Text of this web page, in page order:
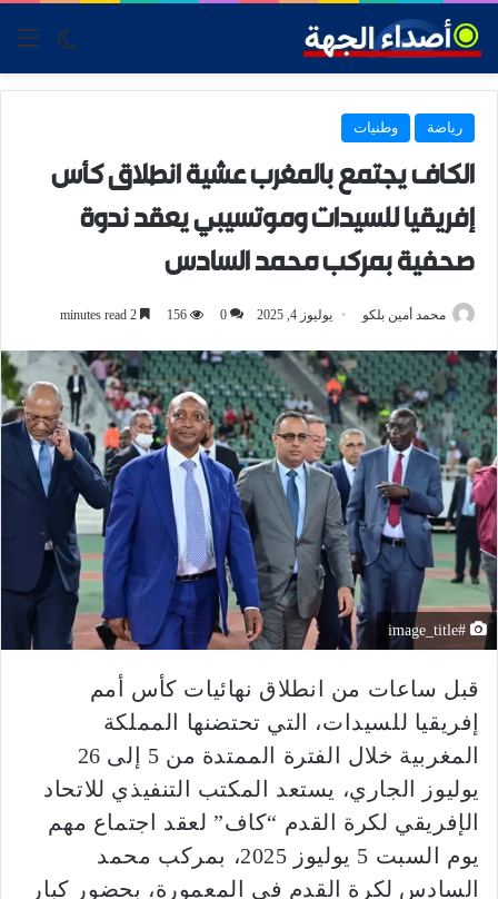
skin
رياضة وطنيات
الكاف يجتمع بالمغرب عشية انطلاق كأس
إفريقيا للسيدات وموتسيبي يعقد ندوة
صحفية بمركب محمد السادس
محمد أمين بلكو يوليوز 4, 2025 0
156
#image_title
قبل ساعات من انطلاق نهائيات كأس أمم
إفريقيا للسيدات، التي تحتضنها المملكة
المغربية خلال الفترة الممتدة من 5 إلى 26
يوليوز الجاري، يستعد المكتب التنفيذي للاتحاد
الإفريقي لكرة القدم “كاف” لعقد اجتماع مهم
يوم السبت 5 يوليوز 2025، بمركب محمد
السادس لكرة القدم في المعمورة، بحضور كبار